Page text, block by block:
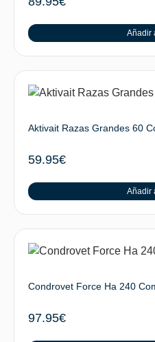
Añadir
Aktivait Razas Grandes 60
59.95€
Añadir
Condrovet Force Ha 240
97.95€